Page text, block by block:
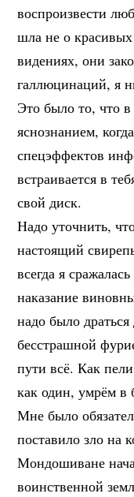
воспроизвести
шла не о
видениях, они
галлюцинаций, я
Это было то, что
яснознанием,
спецэффектов
встраивается в
свой диск.
Надо уточнить,
настоящий
всегда я
наказание
надо было
бесстрашной
пути всё. Как
как один, умрём в
Мне было
поставило зло на
Мондошиване
воинственной